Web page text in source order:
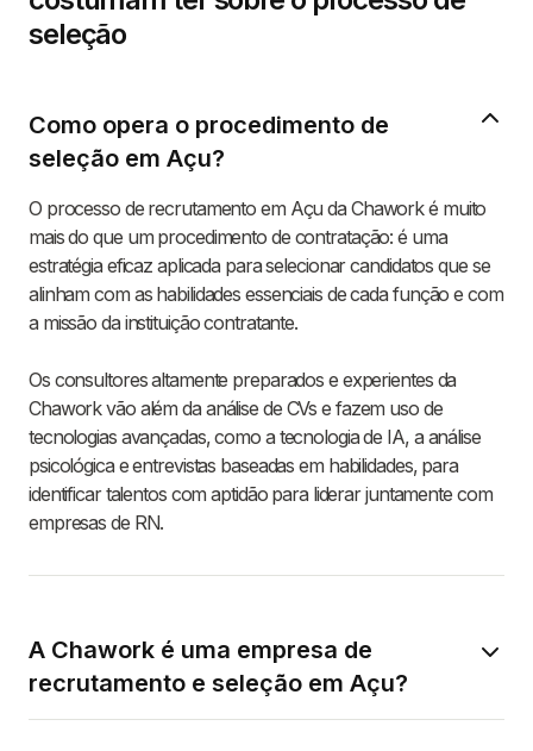
seleção
Como opera o procedimento de
seleção em Açu?
O processo de recrutamento em Açu da Chawork é muito
mais do que um procedimento de contratação: é uma
estratégia eficaz aplicada para selecionar candidatos que se
alinham com as habilidades essenciais de cada função e com
a missão da instituição contratante.
Os consultores altamente preparados e experientes da
Chawork vão além da análise de CVs e fazem uso de
tecnologias avançadas, como a tecnologia de IA, a análise
psicológica e entrevistas baseadas em habilidades, para
identificar talentos com aptidão para liderar juntamente com
empresas de RN.
A Chawork é uma empresa de
recrutamento e seleção em Açu?